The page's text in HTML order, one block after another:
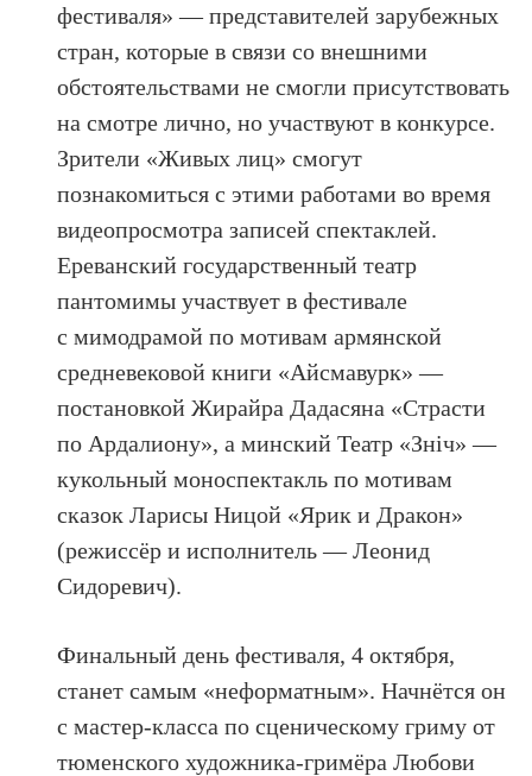
фестиваля» — представителей зарубежных
стран, которые в связи со внешними
обстоятельствами не смогли присутствовать
на смотре лично, но участвуют в конкурсе.
Зрители «Живых лиц» смогут
познакомиться с этими работами во время
видеопросмотра записей спектаклей.
Ереванский государственный театр
пантомимы участвует в фестивале
с мимодрамой по мотивам армянской
средневековой книги «Айсмавурк» —
постановкой Жирайра Дадасяна «Страсти
по Ардалиону», а минский Театр «Знiч» —
кукольный моноспектакль по мотивам
сказок Ларисы Ницой «Ярик и Дракон»
(режиссёр и исполнитель — Леонид
Сидоревич).
Финальный день фестиваля, 4 октября,
станет самым «неформатным». Начнётся он
с мастер-класса по сценическому гриму от
тюменского художника-гримёра Любови